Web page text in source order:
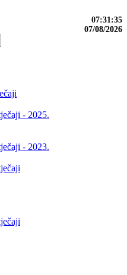
07:31:36
07/08/2026
- 2025.
- 2023.